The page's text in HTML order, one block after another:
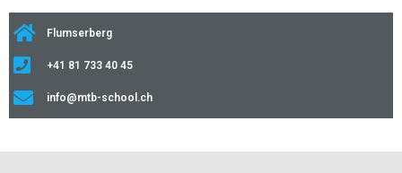
Flumserberg
+41 81 733 40 45
info@mtb-school.ch